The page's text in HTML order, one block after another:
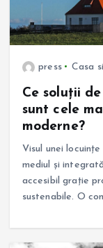
press Casa
Ce soluții
sunt cele
moderne?
Visul unei
mediul și
accesibil grație
sustenabile. O